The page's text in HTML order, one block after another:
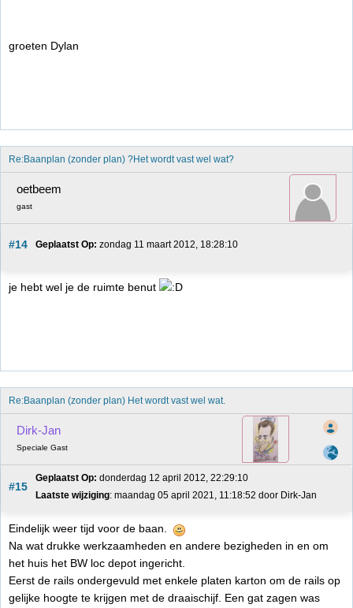
groeten Dylan
Re:Baanplan (zonder plan) ?Het wordt vast wel wat?
oetbeem
gast
#14 Geplaatst Op: zondag 11 maart 2012, 18:28:10
je hebt wel je de ruimte benut
Re:Baanplan (zonder plan) Het wordt vast wel wat.
Dirk-Jan
Speciale Gast
#15
Geplaatst Op: donderdag 12 april 2012, 22:29:10
Laatste wijziging: maandag 05 april 2021, 11:18:52 door Dirk-Jan
Eindelijk weer tijd voor de baan.
Na wat drukke werkzaamheden en andere bezigheden in en om
het huis het BW loc depot ingericht.
Eerst de rails ondergevuld met enkele platen karton om de rails op
gelijke hoogte te krijgen met de draaischijf. Een gat zagen was